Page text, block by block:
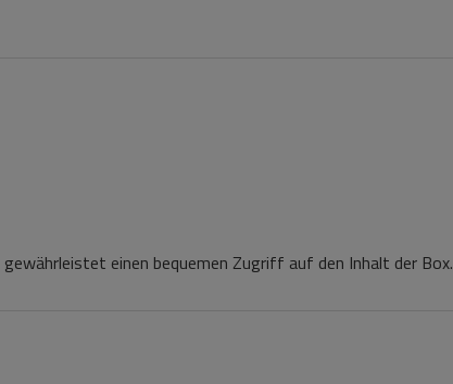
gewährleistet einen bequemen Zugriff auf den Inhalt der Box.